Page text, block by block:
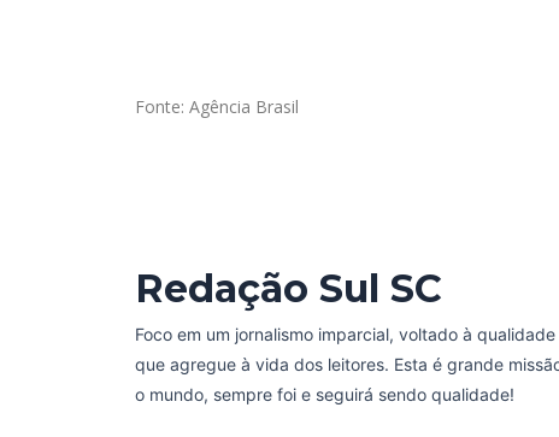
Fonte: Agência Brasil
Redação Sul SC
Foco em um jornalismo imparcial, voltado à
que agregue à vida dos leitores. Esta é grande
o mundo, sempre foi e seguirá sendo qualidade!